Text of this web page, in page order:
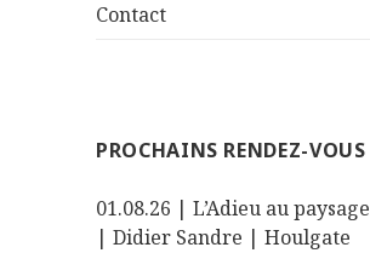
Contact
PROCHAINS RENDEZ-VOUS
01.08.26 | L’Adieu au paysage
| Didier Sandre | Houlgate